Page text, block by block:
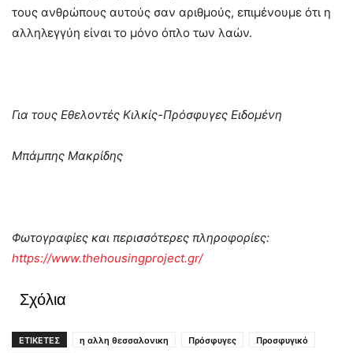
τους ανθρώπους αυτούς σαν αριθμούς, επιμένουμε ότι η
αλληλεγγύη είναι το μόνο όπλο των λαών.
Για τους Εθελοντές Κιλκίς-Πρόσφυγες Ειδομένη
Μπάμπης Μακρίδης
Φωτογραφίες και περισσότερες πληροφορίες:
https://www.thehousingproject.gr/
Σχόλια
ΕΤΙΚΕΤΕΣ η αλλη θεσσαλονικη Πρόσφυγες
Προσφυγικό